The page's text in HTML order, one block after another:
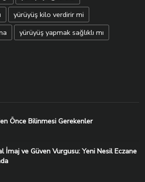
yürüyüş kilo verdirir mi
yürüyüş yapmak sağlıklı mı
Önce Bilinmesi Gerekenler
İmaj ve Güven Vurgusu: Yeni Nesil Eczane